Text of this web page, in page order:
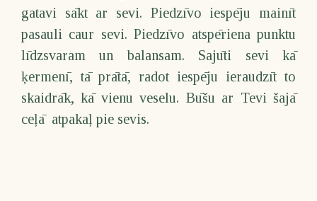
gatavi sākt ar sevi. Piedzīvo iespēju mainīt
pasauli caur sevi. Piedzīvo atspēriena punktu
līdzsvaram un balansam. Sajūti sevi kā
ķermenī, tā prātā, radot iespēju ieraudzīt to
skaidrāk, kā vienu veselu. Būšu ar Tevi šajā
ceļā atpakaļ pie sevis.